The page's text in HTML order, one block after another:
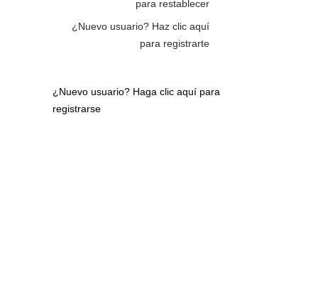
para restablecer
¿Nuevo usuario? Haz clic aquí
para registrarte
¿Nuevo usuario? Haga clic aquí para
registrarse